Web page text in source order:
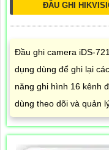
ĐẦU GHI
Đầu ghi camera iDS-
dụng dùng để ghi lại
năng ghi hình 16 kênh
dùng theo dõi và quản